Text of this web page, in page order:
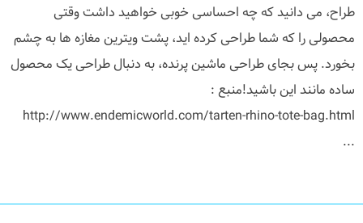
طراح، می دانید که چه احساسی خوبی خواهید داشت وقتی
محصولی را که شما طراحی کرده اید، پشت ویترین مغازه ها به چشم
بخورد. پس بجای طراحی ماشین پرنده، به دنبال طراحی یک محصول
ساده مانند این باشید!منبع :
http://www.endemicworld.com/tarten-rhino-tote-bag.html
...